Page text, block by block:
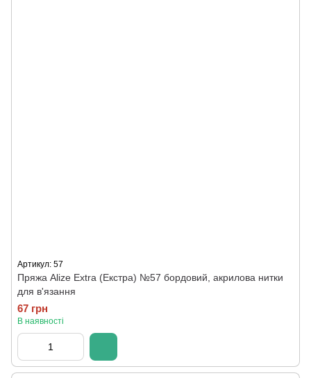
Артикул: 57
Пряжа Alize Extra (Екстра) №57 бордовий, акрилова нитки
для в'язання
67 грн
В наявності